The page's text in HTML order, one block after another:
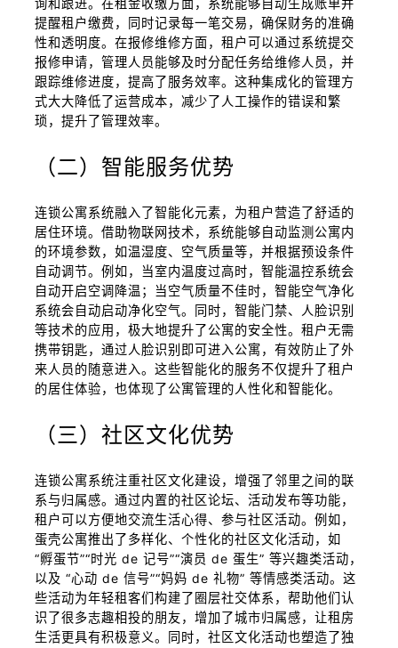
询和跟进。在租金收缴方面，系统能够自动生成账单并
提醒租户缴费，同时记录每一笔交易，确保财务的准确
性和透明度。在报修维修方面，租户可以通过系统提交
报修申请，管理人员能够及时分配任务给维修人员，并
跟踪维修进度，提高了服务效率。这种集成化的管理方
式大大降低了运营成本，减少了人工操作的错误和繁
琐，提升了管理效率。
（二）智能服务优势
连锁公寓系统融入了智能化元素，为租户营造了舒适的
居住环境。借助物联网技术，系统能够自动监测公寓内
的环境参数，如温湿度、空气质量等，并根据预设条件
自动调节。例如，当室内温度过高时，智能温控系统会
自动开启空调降温；当空气质量不佳时，智能空气净化
系统会自动启动净化空气。同时，智能门禁、人脸识别
等技术的应用，极大地提升了公寓的安全性。租户无需
携带钥匙，通过人脸识别即可进入公寓，有效防止了外
来人员的随意进入。这些智能化的服务不仅提升了租户
的居住体验，也体现了公寓管理的人性化和智能化。
（三）社区文化优势
连锁公寓系统注重社区文化建设，增强了邻里之间的联
系与归属感。通过内置的社区论坛、活动发布等功能，
租户可以方便地交流生活心得、参与社区活动。例如，
蛋壳公寓推出了多样化、个性化的社区文化活动，如
“孵蛋节”“时光 de 记号”“演员 de 蛋生” 等兴趣类活动，
以及 “心动 de 信号”“妈妈 de 礼物” 等情感类活动。这
些活动为年轻租客们构建了圈层社交体系，帮助他们认
识了很多志趣相投的朋友，增加了城市归属感，让租房
生活更具有积极意义。同时，社区文化活动也塑造了独